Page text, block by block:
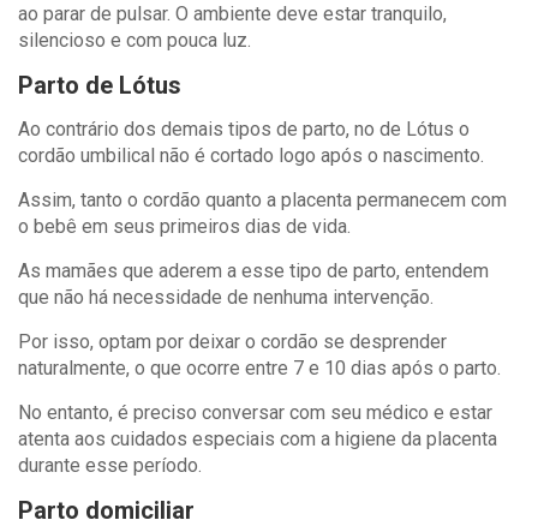
ao parar de pulsar. O ambiente deve estar tranquilo,
silencioso e com pouca luz.
Parto de Lótus
Ao contrário dos demais tipos de parto, no de Lótus o
cordão umbilical não é cortado logo após o nascimento.
Assim, tanto o cordão quanto a placenta permanecem com
o bebê em seus primeiros dias de vida.
As mamães que aderem a esse tipo de parto, entendem
que não há necessidade de nenhuma intervenção.
Por isso, optam por deixar o cordão se desprender
naturalmente, o que ocorre entre 7 e 10 dias após o parto.
No entanto, é preciso conversar com seu médico e estar
atenta aos cuidados especiais com a higiene da placenta
durante esse período.
Parto domiciliar